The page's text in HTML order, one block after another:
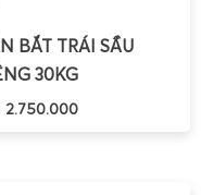
BẮT TRÁI SẦU
30KG
2.750.000